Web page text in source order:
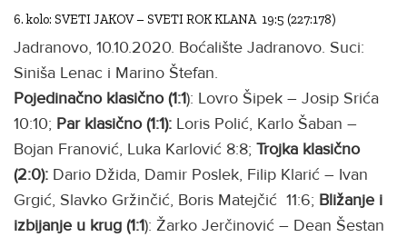
6. kolo: SVETI JAKOV – SVETI ROK KLANA 19:5 (227:178)
Jadranovo, 10.10.2020. Boćalište Jadranovo. Suci:
Siniša Lenac i Marino Štefan.
Pojedinačno klasično (1:1): Lovro Šipek – Josip Srića
10:10; Par klasično (1:1): Loris Polić, Karlo Šaban –
Bojan Franović, Luka Karlović 8:8; Trojka klasično
(2:0): Dario Džida, Damir Poslek, Filip Klarić – Ivan
Grgić, Slavko Gržinčić, Boris Matejčić 11:6; Bližanje i
izbijanje u krug (1:1): Žarko Jerčinović – Dean Šestan